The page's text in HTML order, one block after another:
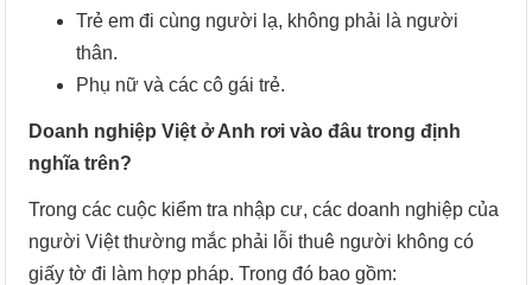
Trẻ em đi cùng người lạ, không phải là người
thân.
Phụ nữ và các cô gái trẻ.
Doanh nghiệp Việt ở Anh rơi vào đâu trong định
nghĩa trên?
Trong các cuộc kiểm tra nhập cư, các doanh nghiệp của
người Việt thường mắc phải lỗi thuê người không có
giấy tờ đi làm hợp pháp. Trong đó bao gồm: